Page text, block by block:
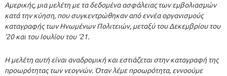
Αμερικής, μια μελέτη με τα δεδομένα ασφάλειας των εμβολιασμών
κατά την κύηση, που συγκεντρώθηκαν από εννέα οργανισμούς
καταγραφής των Ηνωμένων Πολιτειών, μεταξύ του Δεκεμβρίου του
‘20 και του Ιουλίου του ‘21.
Η μελέτη αυτή είναι αναδρομική και εστιάζεται στην καταγραφή της
προωρότητας των νεογνών. Όταν λέμε προωρότητα, εννοούμε